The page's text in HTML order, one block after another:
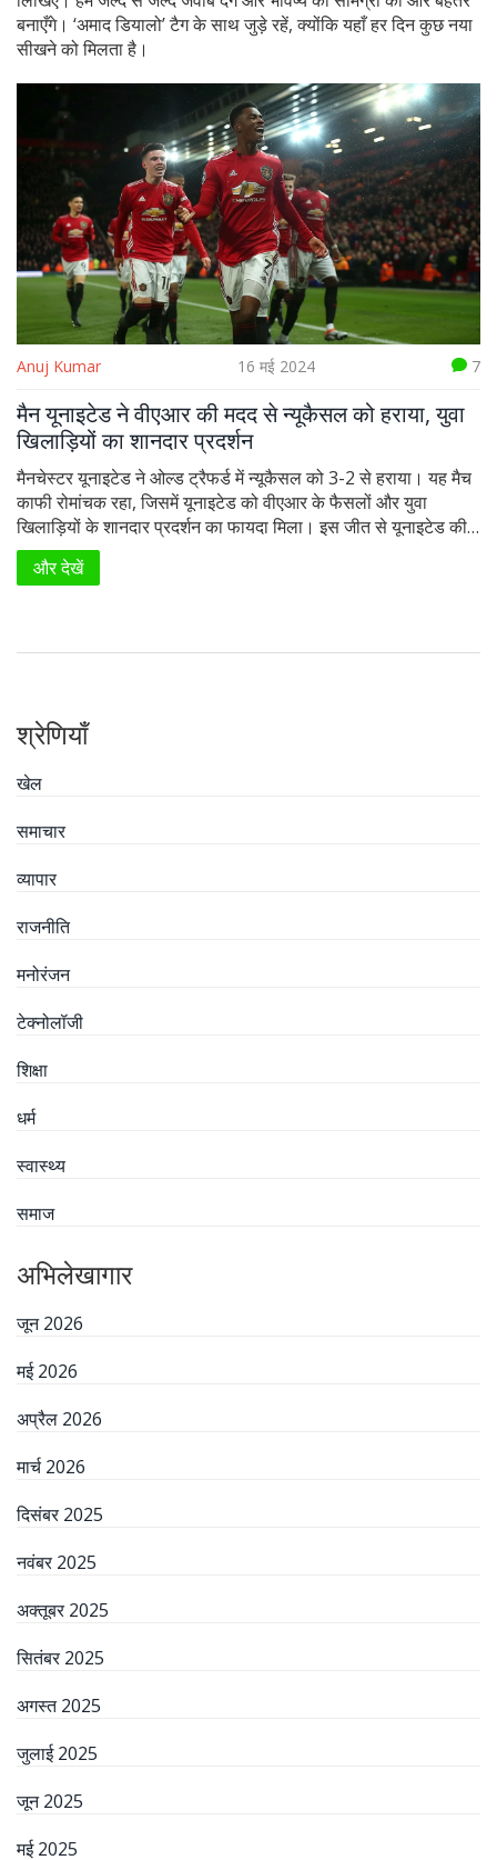
बनाएँगे। ‘अमाद डियालो’ टैग के साथ जुड़े रहें, क्योंकि यहाँ हर दिन कुछ नया
सीखने को मिलता है।
Anuj Kumar 16 मई 2024 7
मैन यूनाइटेड ने वीएआर की मदद से न्यूकैसल को हराया, युवा
खिलाड़ियों का शानदार प्रदर्शन
मैनचेस्टर यूनाइटेड ने ओल्ड ट्रैफर्ड में न्यूकैसल को 3-2 से हराया। यह मैच
काफी रोमांचक रहा, जिसमें यूनाइटेड को वीएआर के फैसलों और युवा
खिलाड़ियों के शानदार प्रदर्शन का फायदा मिला। इस जीत से यूनाइटेड की
अगले सीजन यूरोपीय फुटबॉल में क्वालीफाई करने की उम्मीदें बरकरार हैं।
और देखें
श्रेणियाँ
खेल
समाचार
व्यापार
राजनीति
मनोरंजन
टेक्नोलॉजी
शिक्षा
धर्म
स्वास्थ्य
समाज
अभिलेखागार
जून 2026
मई 2026
अप्रैल 2026
मार्च 2026
दिसंबर 2025
नवंबर 2025
अक्तूबर 2025
सितंबर 2025
अगस्त 2025
जुलाई 2025
जून 2025
मई 2025